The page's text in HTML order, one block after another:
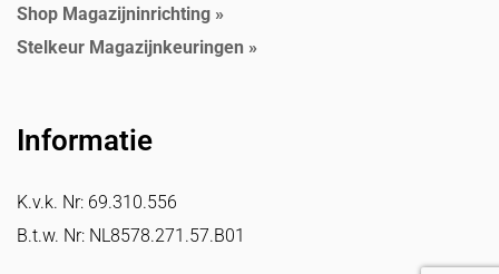
Shop Magazijninrichting »
Stelkeur Magazijnkeuringen »
Informatie
K.v.k. Nr: 69.310.556
B.t.w. Nr: NL8578.271.57.B01